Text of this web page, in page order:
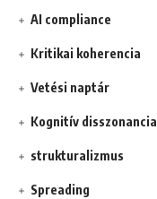
AI compliance
Kritikai koherencia
Vetési naptár
Kognitív disszonancia
strukturalizmus
Spreading